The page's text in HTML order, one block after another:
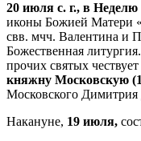
20 июля с. г., в
иконы Божией Матери
свв. мчч. Валентина и
Божественная
прочих святых чествует
княжну Московскую
Московского Димитрия
Накануне, 19 июля,